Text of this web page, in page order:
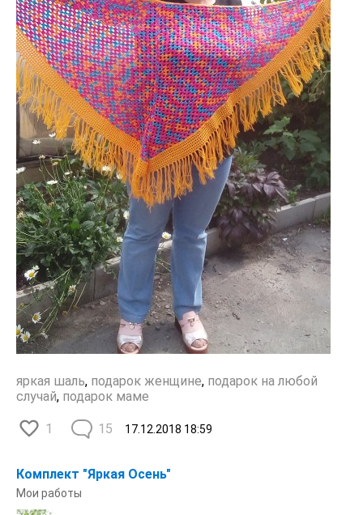
яркая шаль, подарок женщине, подарок на любой
случай, подарок маме
1 17.12.2018 18:59
15
Комплект "Яркая Осень"
Мои работы